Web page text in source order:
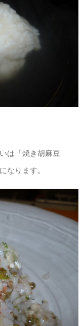
は「焼き胡麻豆
なります。